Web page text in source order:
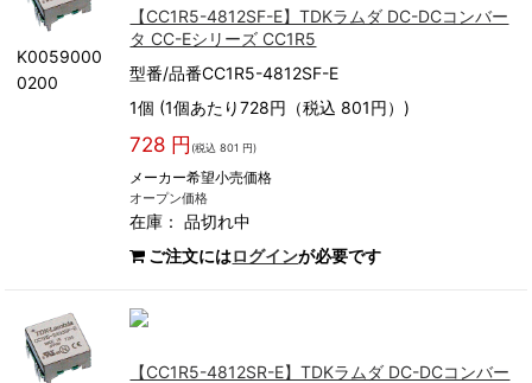
K0059000
0200
【CC1R5-4812SF-E】TDKラムダ DC-DCコンバー
タ CC-Eシリーズ CC1R5
型番/品番CC1R5-4812SF-E
1個 (1個あたり728円（税込 801円）)
728 円 (税込 801 円)
メーカー希望小売価格
オープン価格
在庫：品切れ中
ご注文にはログインが必要です
【CC1R5-4812SR-E】TDKラムダ DC-DCコンバー